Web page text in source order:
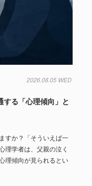
2026.08.05 WED
する「心理傾向」と
すか？「そういえば一
理学者は、父親の泣く
理傾向が見られるとい